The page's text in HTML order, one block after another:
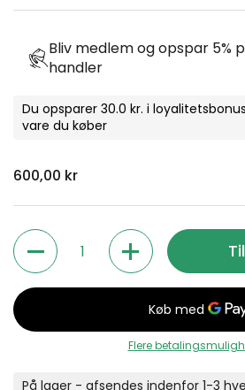
Bliv medlem og opspar 5%
handler
Du opsparer 30.0 kr. i
vare du køber
Normal pris
600,00 kr
Antal
Flere
På lager - afsendes indenfor 1-3